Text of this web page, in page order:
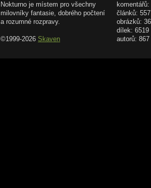
Nokturno je místem pro všechny
milovníky fantasie, dobrého počtení
a rozumné rozpravy.
©1999-2026 Skaven
článků: 557
obrázků:
dílek: 6519
autorů: 867